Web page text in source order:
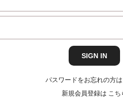
パスワードをお忘れの方は
新規会員登録は こち